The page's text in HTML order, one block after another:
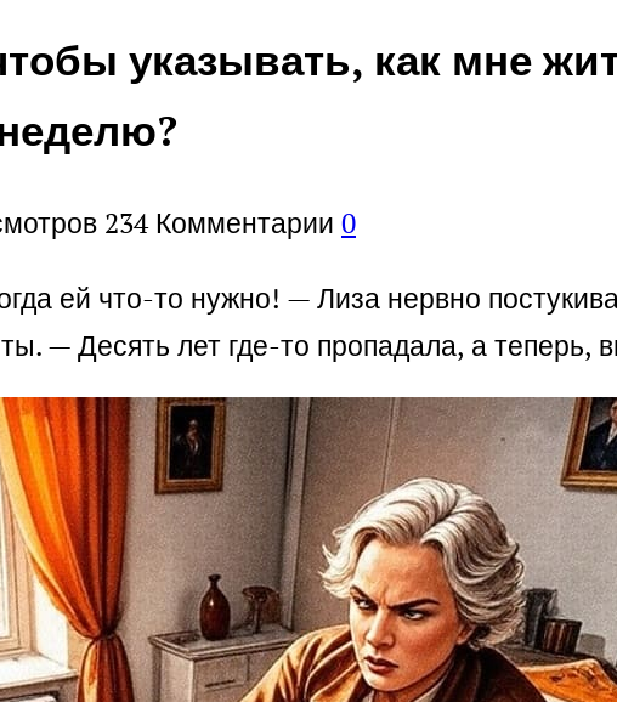
указывать, как мне
234 Комментарии 0
ей что-то нужно! — Лиза нервно
— Десять лет где-то пропадала, а теперь,